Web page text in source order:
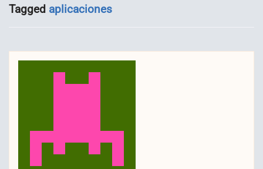
Tagged aplicaciones